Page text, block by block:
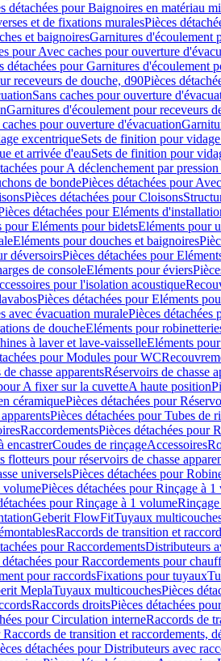
détachées pour Baignoires en matériau
et de fixations muralesPièces
et baignoiresGarnitures d'écoulement
pour Avec caches pour ouverture
détachées pour Garnitures d'écoulement
receveurs de douche, d90Pièces
Sans caches pour ouverture
Garnitures d'écoulement pour receveurs
pour ouverture d'évacuation
excentriqueSets de finition pour
et arrivée d'eauSets de finition pour
pour A déclenchement par
de bondePièces détachées pour
Pièces détachées pour Cloisons
détachées pour Eléments
pour Eléments pour bidetsEléments pour
Eléments pour douches et baignoires
déversoirsPièces détachées pour
de consoleEléments pour éviers
pour l'isolation acoustique
Pièces détachées pour Eléments
avec évacuation muralePièces détachées
de doucheEléments pour
à laver et lave-vaisselleEléments
pour Modules pour WC
chasse apparentsRéservoirs de chasse
A fixer sur la cuvetteA haute position
céramiquePièces détachées pour
Pièces détachées pour Tubes de
RaccordementsPièces détachées pour
encastrerCoudes de rinçageAccessoires
flotteurs pour réservoirs de chasse
universelsPièces détachées pour
volumePièces détachées pour Rinçage à 1
pour Rinçage à 1 volume
Geberit FlowFitTuyaux
Raccords de transition et
pour RaccordementsDistributeurs
détachées pour Raccordements pour
pour raccordsFixations pour tuyaux
MeplaTuyaux multicouchesPièces
Raccords droitsPièces détachées
pour Circulation interneRaccords de
Raccords de transition et raccordements,
détachées pour Distributeurs avec